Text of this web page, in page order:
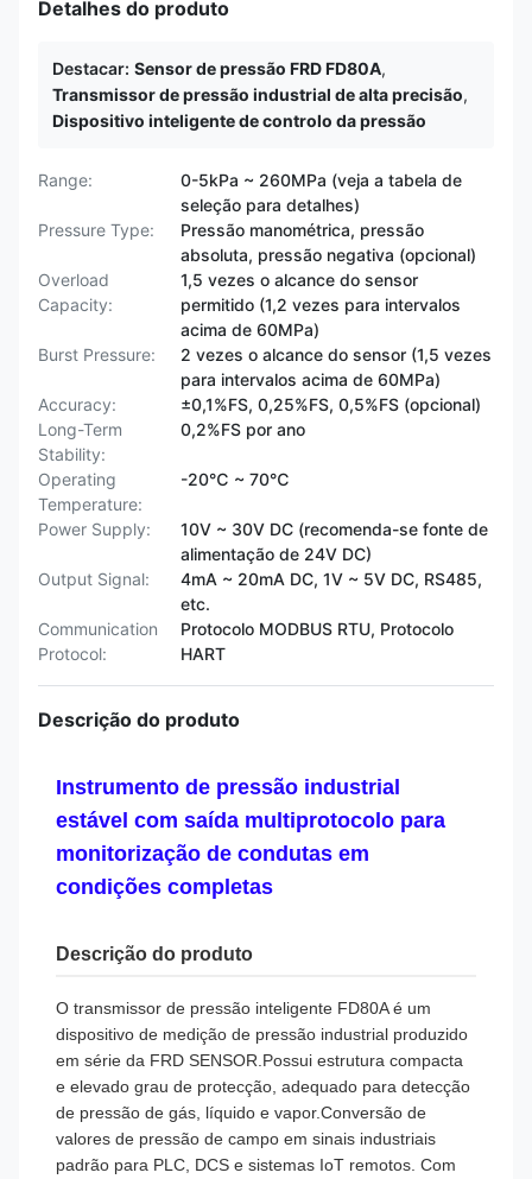
Detalhes do produto
Destacar: Sensor de pressão FRD FD80A,
Transmissor de pressão industrial de alta precisão,
Dispositivo inteligente de controlo da pressão
Range:
0-5kPa ~ 260MPa (veja a tabela de
seleção para detalhes)
Pressure Type:
Pressão manométrica, pressão
absoluta, pressão negativa (opcional)
Overload
Capacity:
1,5 vezes o alcance do sensor
permitido (1,2 vezes para intervalos
acima de 60MPa)
Burst Pressure:
2 vezes o alcance do sensor (1,5 vezes
para intervalos acima de 60MPa)
Accuracy:
±0,1%FS, 0,25%FS, 0,5%FS (opcional)
Long-Term
Stability:
0,2%FS por ano
Operating
Temperature:
-20℃ ~ 70℃
Power Supply:
10V ~ 30V DC (recomenda-se fonte de
alimentação de 24V DC)
Output Signal:
4mA ~ 20mA DC, 1V ~ 5V DC, RS485,
etc.
Communication
Protocol:
Protocolo MODBUS RTU, Protocolo
HART
Descrição do produto
Instrumento de pressão industrial
estável com saída multiprotocolo para
monitorização de condutas em
condições completas
Descrição do produto
O transmissor de pressão inteligente FD80A é um
dispositivo de medição de pressão industrial produzido
em série da FRD SENSOR.Possui estrutura compacta
e elevado grau de protecção, adequado para detecção
de pressão de gás, líquido e vapor.Conversão de
valores de pressão de campo em sinais industriais
padrão para PLC, DCS e sistemas IoT remotos. Com